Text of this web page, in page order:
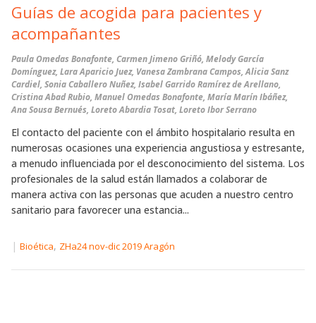
Guías de acogida para pacientes y
acompañantes
Paula Omedas Bonafonte, Carmen Jimeno Griñó, Melody García
Domínguez, Lara Aparicio Juez, Vanesa Zambrana Campos, Alicia Sanz
Cardiel, Sonia Caballero Nuñez, Isabel Garrido Ramírez de Arellano,
Cristina Abad Rubio, Manuel Omedas Bonafonte, María Marín Ibáñez,
Ana Sousa Bernués, Loreto Abardia Tosat, Loreto Ibor Serrano
El contacto del paciente con el ámbito hospitalario resulta en
numerosas ocasiones una experiencia angustiosa y estresante,
a menudo influenciada por el desconocimiento del sistema. Los
profesionales de la salud están llamados a colaborar de
manera activa con las personas que acuden a nuestro centro
sanitario para favorecer una estancia...
| Bioética, ZHa24 nov-dic 2019 Aragón